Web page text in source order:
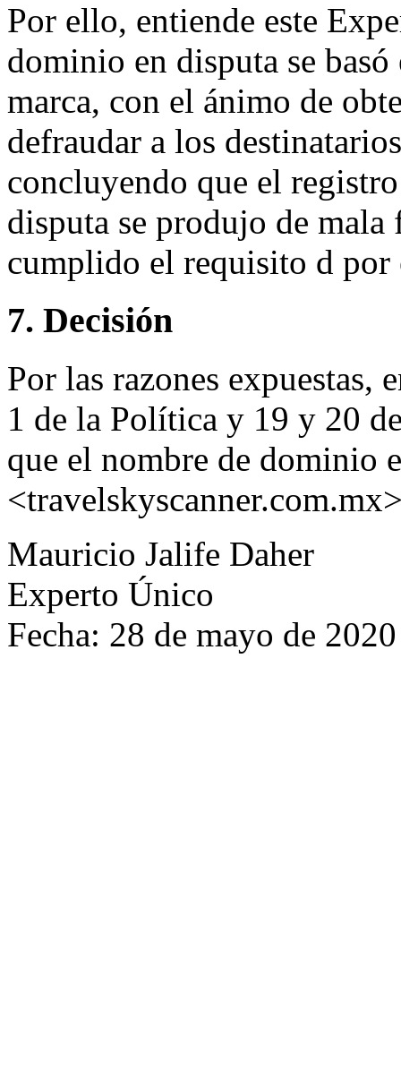
Por ello, entiende este
dominio en disputa se
marca, con el ánimo de
defraudar a los
concluyendo que el
disputa se produjo de
cumplido el requisito d
7. Decisión
Por las razones
1 de la Política y 19 y 20
que el nombre de dominio
Mauricio Jalife Daher
Experto Único
Fecha: 28 de mayo de 2020